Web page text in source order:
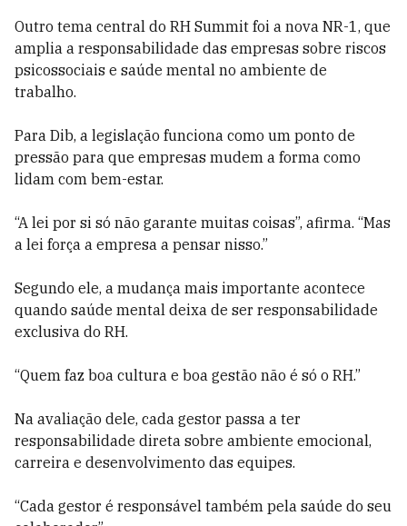
Outro tema central do RH Summit foi a nova NR-1, que
amplia a responsabilidade das empresas sobre riscos
psicossociais e saúde mental no ambiente de
trabalho.
Para Dib, a legislação funciona como um ponto de
pressão para que empresas mudem a forma como
lidam com bem-estar.
“A lei por si só não garante muitas coisas”, afirma. “Mas
a lei força a empresa a pensar nisso.”
Segundo ele, a mudança mais importante acontece
quando saúde mental deixa de ser responsabilidade
exclusiva do RH.
“Quem faz boa cultura e boa gestão não é só o RH.”
Na avaliação dele, cada gestor passa a ter
responsabilidade direta sobre ambiente emocional,
carreira e desenvolvimento das equipes.
“Cada gestor é responsável também pela saúde do seu